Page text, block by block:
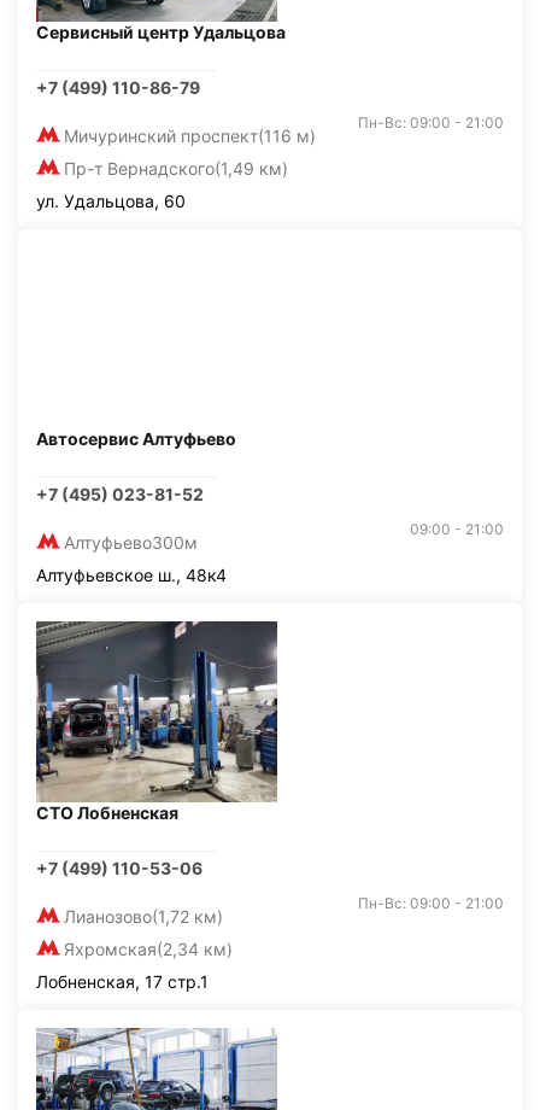
Сервисный центр Удальцова
+7 (499) 110-86-79
Мичуринский проспект(116 м)
Пр-т Вернадского(1,49 км)
Пн-Вс: 09:00 - 21:00
ул. Удальцова, 60
Автосервис Алтуфьево
+7 (495) 023-81-52
Алтуфьево300м
09:00 - 21:00
Алтуфьевское ш., 48к4
СТО Лобненская
+7 (499) 110-53-06
Лианозово(1,72 км)
Яхромская(2,34 км)
Пн-Вс: 09:00 - 21:00
Лобненская, 17 стр.1